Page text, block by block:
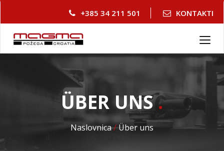
+385 34 211 501 KONTAKTI
T
o
g
e
v
ÜBER UNS.
Naslovnica/Über uns